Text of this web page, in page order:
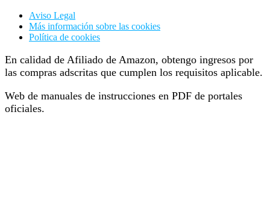
Aviso Legal
Más información sobre las cookies
Política de cookies
En calidad de Afiliado de Amazon, obtengo ingresos por
las compras adscritas que cumplen los requisitos aplicable.
Web de manuales de instrucciones en PDF de portales
oficiales.